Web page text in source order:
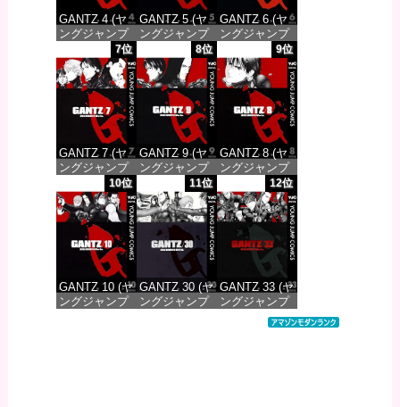
GANTZ 4 (ヤ
ングジャンプ
コミックス
DIGITAL)
価格：¥100
GANTZ 5 (ヤ
ングジャンプ
コミックス
DIGITAL)
価格：¥100
GANTZ 6 (ヤ
ングジャンプ
コミックス
DIGITAL)
価格：¥100
7位
GANTZ 7 (ヤ
ングジャンプ
コミックス
DIGITAL)
価格：¥100
8位
GANTZ 9 (ヤ
ングジャンプ
コミックス
DIGITAL)
価格：¥100
9位
GANTZ 8 (ヤ
ングジャンプ
コミックス
DIGITAL)
価格：¥100
10位
GANTZ 10 (ヤ
ングジャンプ
11位
GANTZ 30 (ヤ
ングジャンプ
12位
GANTZ 33 (ヤ
ングジャンプ
コミックス